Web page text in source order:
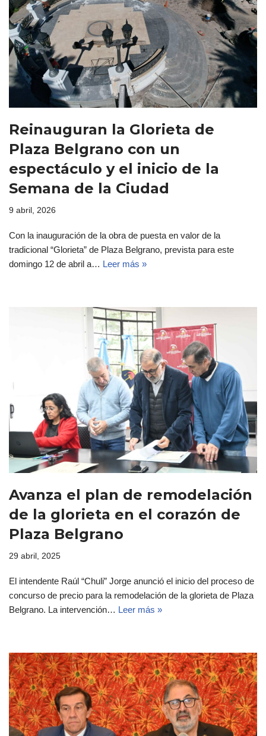
Reinauguran la Glorieta de
Plaza Belgrano con un
espectáculo y el inicio de la
Semana de la Ciudad
9 abril, 2026
Con la inauguración de la obra de puesta en valor de la
tradicional “Glorieta” de Plaza Belgrano, prevista para este
domingo 12 de abril a… Leer más »
Avanza el plan de remodelación
de la glorieta en el corazón de
Plaza Belgrano
29 abril, 2025
El intendente Raúl “Chuli” Jorge anunció el inicio del proceso de
concurso de precio para la remodelación de la glorieta de Plaza
Belgrano. La intervención… Leer más »